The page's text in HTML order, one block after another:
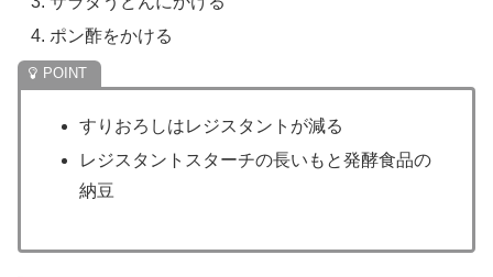
ポン酢をかける
すりおろしはレジスタントが減る
レジスタントスターチの長いもと発酵食品の
納豆